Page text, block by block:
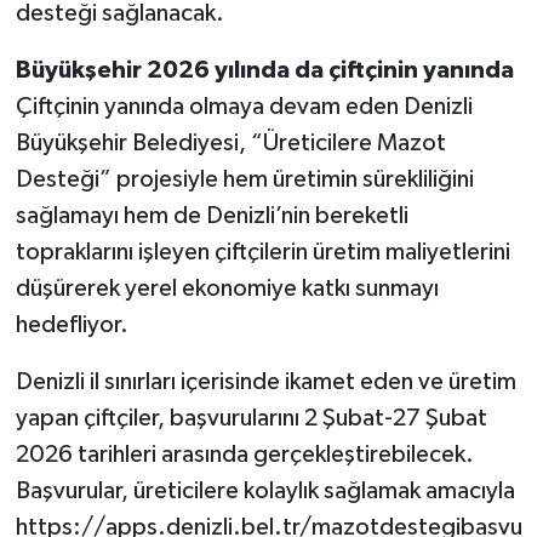
desteği sağlanacak.
Büyükşehir 2026 yılında da çiftçinin yanında
Çiftçinin yanında olmaya devam eden Denizli
Büyükşehir Belediyesi, “Üreticilere Mazot
Desteği” projesiyle hem üretimin sürekliliğini
sağlamayı hem de Denizli’nin bereketli
topraklarını işleyen çiftçilerin üretim maliyetlerini
düşürerek yerel ekonomiye katkı sunmayı
hedefliyor.
Denizli il sınırları içerisinde ikamet eden ve üretim
yapan çiftçiler, başvurularını 2 Şubat-27 Şubat
2026 tarihleri arasında gerçekleştirebilecek.
Başvurular, üreticilere kolaylık sağlamak amacıyla
https://apps.denizli.bel.tr/mazotdestegibasvu